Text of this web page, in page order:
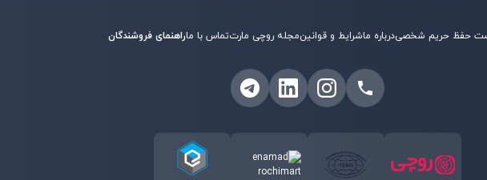
حفظ حریم شخصیدرباره ماشرایط و قوانینمجله روچی مارتتماس با ماراهنمای فروشندگان